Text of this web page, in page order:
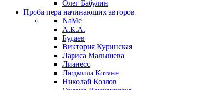
Олег Бабулин
Проба пера начинающих авторов
NaMe
А.К.А.
Будаев
Виктория Куринская
Лариса Малышева
Лианесс
Людмила Котане
Николай Козлов